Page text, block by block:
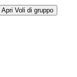
Apri Voli di gruppo